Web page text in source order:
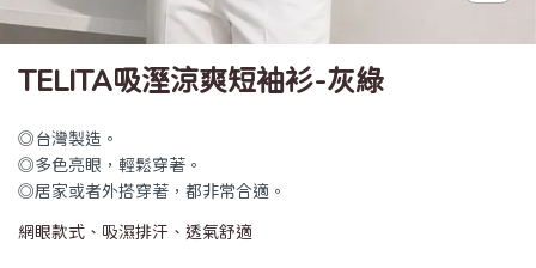
TELITA吸溼涼爽短袖衫-灰綠
◎台灣製造。
◎多色亮眼，輕鬆穿著。
◎居家或者外搭穿著，都非常合適。
網眼款式、吸濕排汗、透氣舒適